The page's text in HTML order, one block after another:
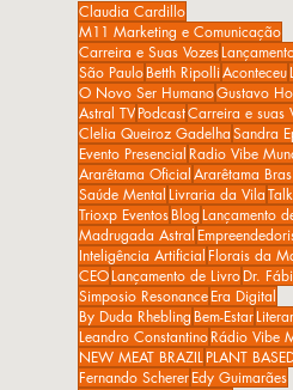
Claudia Cardillo
M11 Marketing e Comunicação
Carreira e Suas Vozes
São PauloBetth RipolliAconteceu
O Novo Ser HumanoGustavo
Astral TVPodcastCarreira e suas
Clelia Queiroz GadelhaSandra
Evento Presencial Radio Vibe
Ararêtama OficialArarêtama
Saúde Mental Livraria da Vila
Trioxp EventosBlog Lançamento
Madrugada Astral
Inteligência Artificial Florais da
CEOLançamento de LivroDr.
Simposio ResonanceEra Digital
By Duda Rhebling Bem-Estar
Leandro ConstantinoRádio Vibe
NEW MEAT BRAZILPLANT
Fernando SchererEdy Guimarães